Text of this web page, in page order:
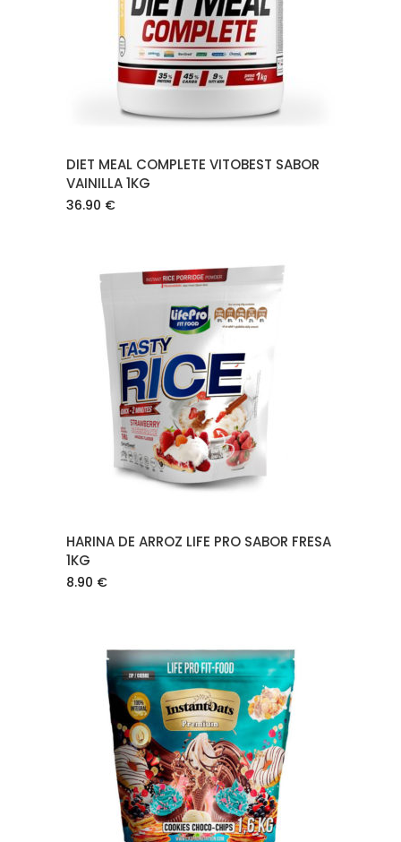
DIET MEAL COMPLETE VITOBEST SABOR
VAINILLA 1KG
36.90 €
AÑADIR AL CARRITO
HARINA DE ARROZ LIFE PRO SABOR FRESA
1KG
8.90 €
AÑADIR AL CARRITO